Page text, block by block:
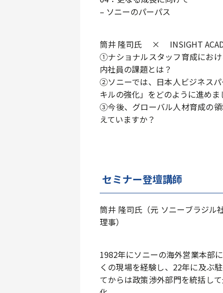
– ソニーのパーパス
筒井 隆司氏 × INSIGHT
①ナショナルスタッフ育成にお
内社員の課題とは？
②ソニーでは、日本人ビジネス
キルの強化」をどのように進めま
③今後、グローバル人材育成の
えていますか？
セミナー登壇講師
筒井 隆司氏（元 ソニーブラジ
理事）
1982年にソニーの海外営業本部
くの現場を経験し、22年に及ぶ
てからは政策渉外部門を統括し